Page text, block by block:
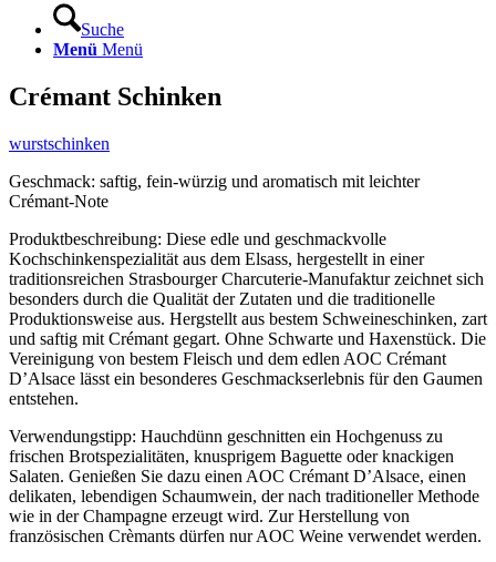
Suche
Menü Menü
Crémant Schinken
wurstschinken
Geschmack: saftig, fein-würzig und aromatisch mit leichter
Crémant-Note
Produktbeschreibung: Diese edle und geschmackvolle
Kochschinkenspezialität aus dem Elsass, hergestellt in einer
traditionsreichen Strasbourger Charcuterie-Manufaktur zeichnet sich
besonders durch die Qualität der Zutaten und die traditionelle
Produktionsweise aus. Hergstellt aus bestem Schweineschinken, zart
und saftig mit Crémant gegart. Ohne Schwarte und Haxenstück. Die
Vereinigung von bestem Fleisch und dem edlen AOC Crémant
D’Alsace lässt ein besonderes Geschmackserlebnis für den Gaumen
entstehen.
Verwendungstipp: Hauchdünn geschnitten ein Hochgenuss zu
frischen Brotspezialitäten, knusprigem Baguette oder knackigen
Salaten. Genießen Sie dazu einen AOC Crémant D’Alsace, einen
delikaten, lebendigen Schaumwein, der nach traditioneller Methode
wie in der Champagne erzeugt wird. Zur Herstellung von
französischen Crèmants dürfen nur AOC Weine verwendet werden.